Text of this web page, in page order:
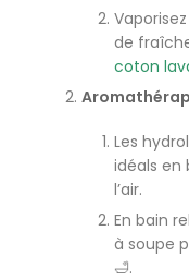
de
coton
Les
idéals en
l’air.
En bain
à soupe
🛁.